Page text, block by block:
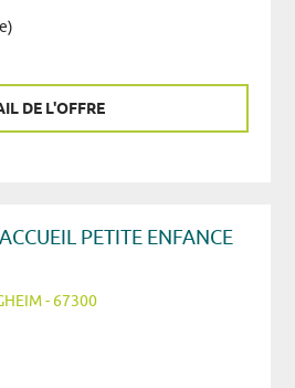
DE L'OFFRE
PETITE ENFANCE
- 67300